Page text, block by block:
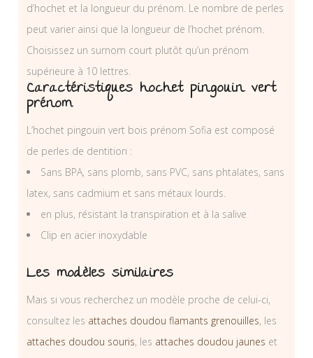
d’hochet et la longueur du prénom. Le nombre de perles
peut varier ainsi que la longueur de l’hochet prénom.
Choisissez un surnom court plutôt qu’un prénom
supérieure à 10 lettres.
Caractéristiques hochet pingouin vert
prénom
L’hochet pingouin vert bois prénom Sofia est composé
de perles de dentition :
Sans BPA, sans plomb, sans PVC, sans phtalates, sans
latex, sans cadmium et sans métaux lourds.
en plus, résistant la transpiration et à la salive
Clip en acier inoxydable
Les modèles similaires
Mais si vous recherchez un modèle proche de celui-ci,
consultez les attaches doudou flamants grenouilles, les
attaches doudou souris, les attaches doudou jaunes et